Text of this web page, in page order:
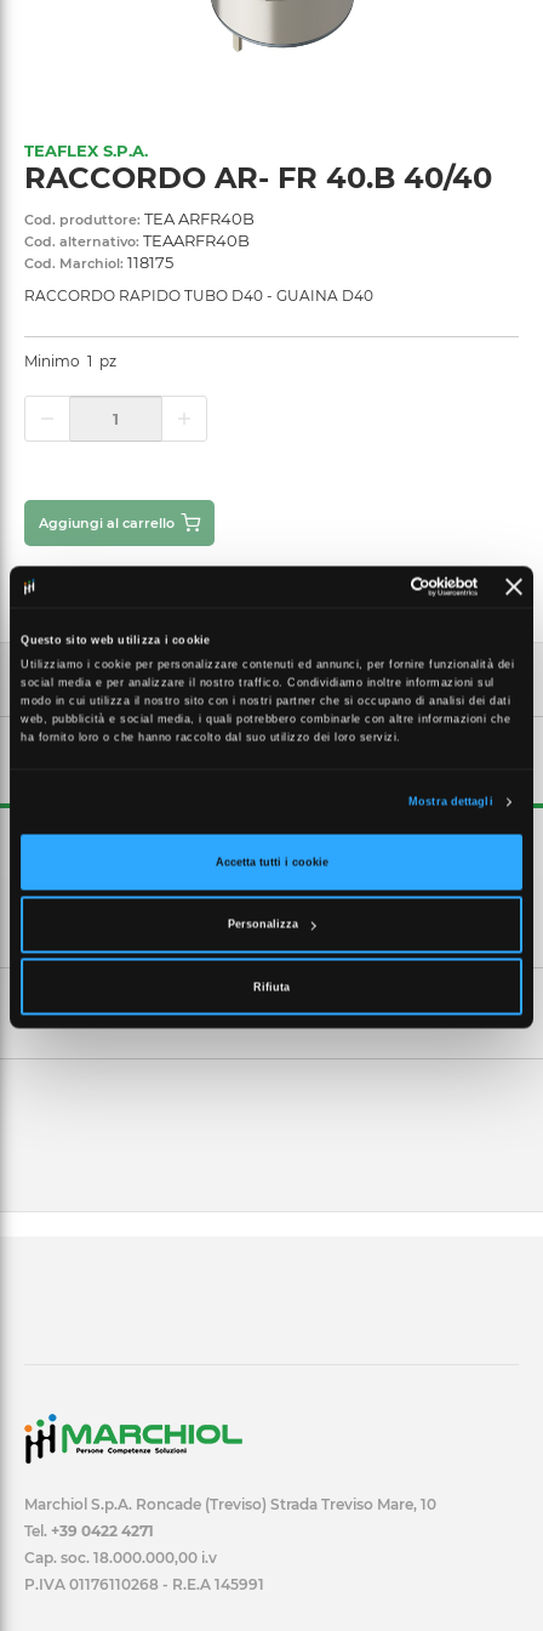
Questo sito web utilizza i cookie
Utilizziamo i cookie per personalizzare contenuti ed annunci, per fornire funzionalità dei
social media e per analizzare il nostro traffico. Condividiamo inoltre informazioni sul
modo in cui utilizza il nostro sito con i nostri partner che si occupano di analisi dei dati
web, pubblicità e social media, i quali potrebbero combinarle con altre informazioni che
ha fornito loro o che hanno raccolto dal suo utilizzo dei loro servizi.
Mostra dettagli
Accetta tutti i cookie
Personalizza
Rifiuta
TEAFLEX S.P.A.
RACCORDO AR- FR 40.B 40/40
Cod. produttore: TEA ARFR40B
Cod. alternativo: TEAARFR40B
Cod. Marchiol: 118175
RACCORDO RAPIDO TUBO D40 - GUAINA D40
Minimo 1 pz
Aggiungi al carrello
Raccordo ad innesto rapido in ottone nichelato filetto femmina IP67.
CARATTERISTICHE TECNICHE
SCHEDE TECNICHE
Marchiol S.p.A. Roncade (Treviso) Strada Treviso Mare, 10
Tel. +39 0422 4271
Cap. soc. 18.000.000,00 i.v
P.IVA 01176110268 - R.E.A 145991